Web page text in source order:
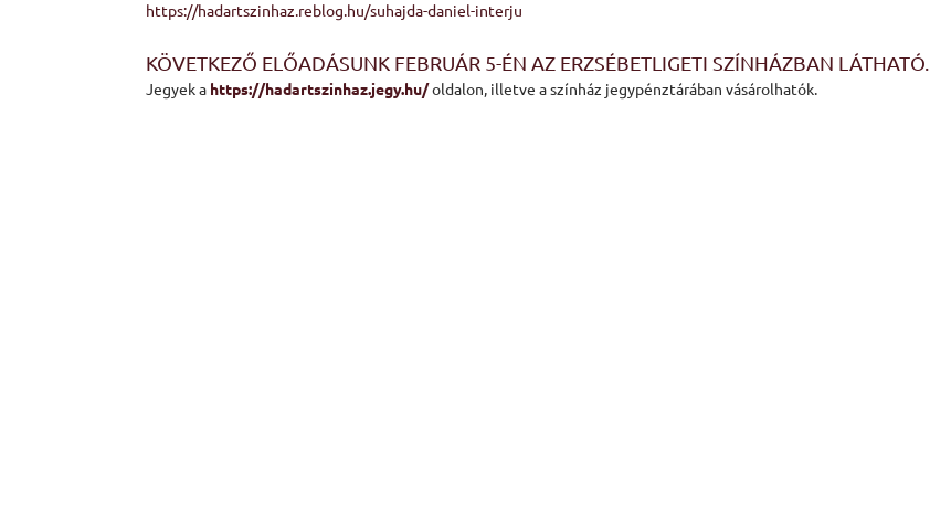
https://hadartszinhaz.reblog.hu/suhajda-daniel-interju
KÖVETKEZŐ ELŐADÁSUNK FEBRUÁR 5-ÉN AZ ERZSÉBETLIGETI SZÍNHÁZBAN LÁTHATÓ.
Jegyek a https://hadartszinhaz.jegy.hu/oldalon, illetve a színház jegypénztárában vásárolhatók.